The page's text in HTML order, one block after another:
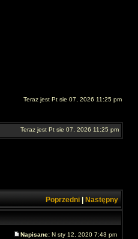
Teraz jest Pt sie 07, 2026 11:25 pm
Teraz jest Pt sie 07, 2026 11:25 pm
Poprzedni Następny
Napisane: N sty 12, 2020 7:43 pm